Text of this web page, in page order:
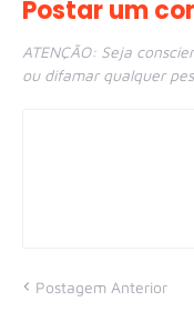
Postar um
ATENÇÃO: Seja
ou difamar qualquer
Postagem Anterior